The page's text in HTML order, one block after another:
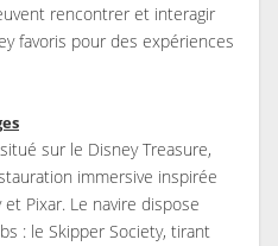
rencontrer et interagir
favoris pour des expériences
sur le Disney Treasure,
immersive inspirée
Pixar. Le navire dispose
: le Skipper Society, tirant